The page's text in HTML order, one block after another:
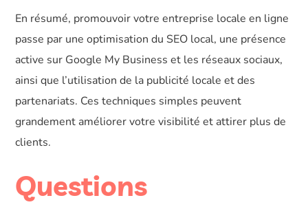
En résumé, promouvoir votre entreprise locale en ligne
passe par une optimisation du SEO local, une présence
active sur Google My Business et les réseaux sociaux,
ainsi que l’utilisation de la publicité locale et des
partenariats. Ces techniques simples peuvent
grandement améliorer votre visibilité et attirer plus de
clients.
Questions